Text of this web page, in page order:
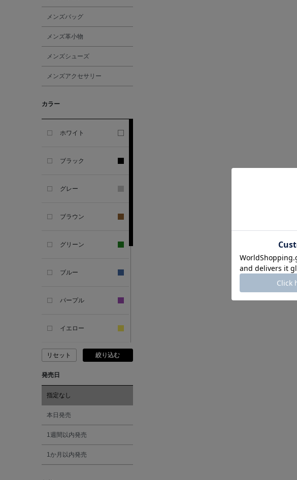
ALBERT THURSTON
ANDERSONS
ANYA HINDMARCH
ARCS LONDON
ARIANNA
メンズバッグ
メンズ革小物
メンズシューズ
メンズアクセサリー
カラー
ホワイト
ブラック
グレー
ブラウン
グリーン
ブルー
パープル
イエロー
ピンク
レッド
オレンジ
シルバー
リセット 絞り込む
発売日
指定なし
本日発売
1週間以内発売
1か月以内発売